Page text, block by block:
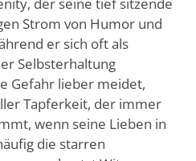
Strom von Humor und
er sich oft als
Selbsterhaltung
Gefahr lieber meidet,
Tapferkeit, der immer
wenn seine Lieben in
die starren